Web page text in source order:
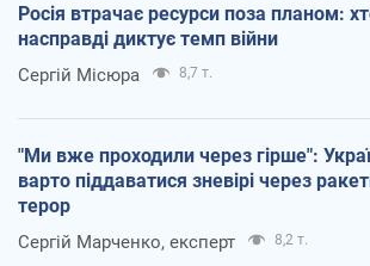
Росія втрачає ресурси поза планом:
насправді диктує темп війни
Сергій Місюра 8,7 т.
"Ми вже проходили через гірше":
варто піддаватися зневірі через
терор
Сергій Марченко, експерт 8,2 т.